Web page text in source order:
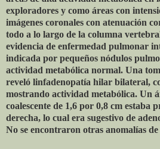
exploradores y como áreas con
imágenes coronales con atenuación
todo a lo largo de la columna
evidencia de enfermedad pulmonar
indicada por pequeños nódulos
actividad metabólica normal. Una
reveló linfadenopatía hilar bilateral,
mostrando actividad metabólica. Un
coalescente de 1,6 por 0,8 cm estaba
derecha, lo cual era sugestivo de
No se encontraron otras anomalías